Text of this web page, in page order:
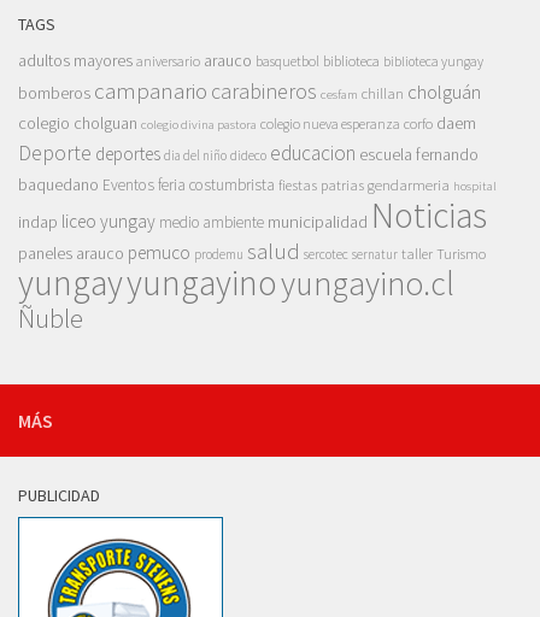
TAGS
adultos mayores aniversario arauco basquetbol biblioteca biblioteca yungay
bomberos campanario carabineros cesfam chillan cholguán
colegio cholguan colegio divina pastora colegio nueva esperanza corfo daem
Deporte deportes dia del niño dideco educacion escuela fernando
baquedano Eventosferia costumbrista fiestas patrias gendarmeria hospital
indap liceo yungay medio ambiente municipalidad Noticias
paneles arauco pemuco prodemu salud sercotec sernatur taller Turismo
yungayyungayinoyungayino.cl
Ñuble
MÁS
PUBLICIDAD